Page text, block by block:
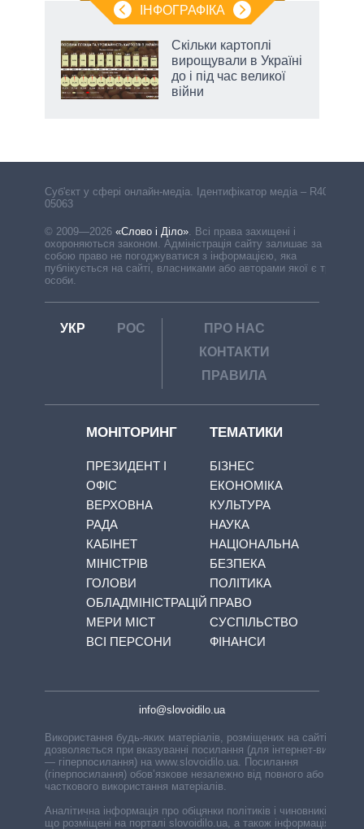
ІНФОГРАФІКА
Скільки картоплі
вирощували в Україні
до і під час великої
війни
Cуб'єкт у сфері онлайн-медіа. Ідентифікатор медіа – R40-
05063
© 2009—2026 «Слово і Діло»
Всі права захищені і
охороняються законом. Адміністрація сайту залишає за
собою право не погоджуватися з інформацією, яка
публікується на сайті, власниками або авторами якої є треті
особи.
УКР РОС
ПРО НАС
КОНТАКТИ
ПРАВИЛА
МОНІТОРИНГ
ПРЕЗИДЕНТ І
ОФІС
ВЕРХОВНА
РАДА
КАБІНЕТ
МІНІСТРІВ
ГОЛОВИ
ОБЛАДМІНІСТРАЦІЙ
МЕРИ МІСТ
ВСІ ПЕРСОНИ
ТЕМАТИКИ
БІЗНЕС
ЕКОНОМІКА
КУЛЬТУРА
НАУКА
НАЦІОНАЛЬНА
БЕЗПЕКА
ПОЛІТИКА
ПРАВО
СУСПІЛЬСТВО
ФІНАНСИ
info@slovoidilo.ua
Використання будь-яких матеріалів, розміщених на сайті,
дозволяється при вказуванні посилання (для інтернет-видань
— гіперпосилання) на www.slovoidilo.ua. Посилання
(гіперпосилання) обов’язкове незалежно від повного або
часткового використання матеріалів.
Аналітична інформація про обіцянки політиків і чиновників,
що розміщені на порталі slovoidilo.ua, а також інформація про